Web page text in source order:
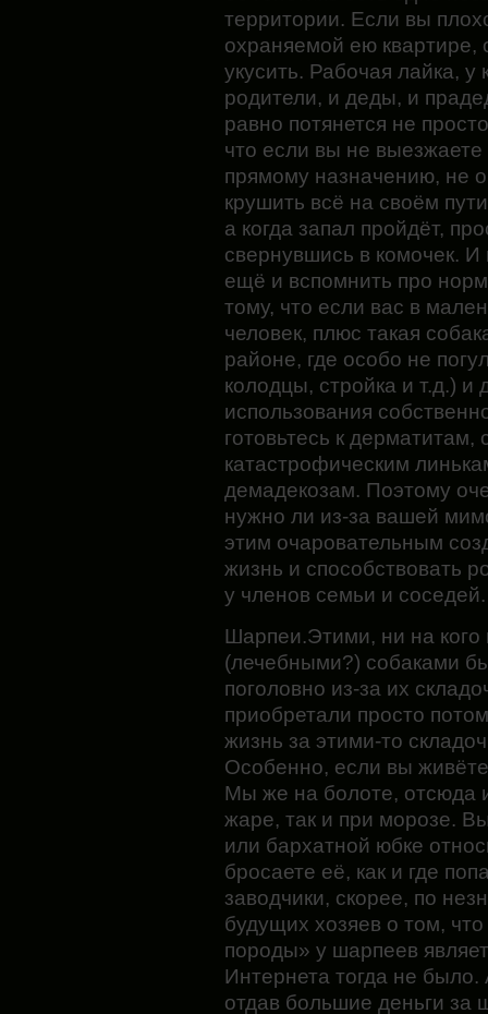
территории. Если вы
охраняемой ею квартире,
укусить. Рабочая лайка, у
родители, и деды, и
равно потянется не
что если вы не
прямому назначению, не
крушить всё на своём
а когда запал пройдёт,
свернувшись в комочек. И
ещё и вспомнить про
тому, что если вас в
человек, плюс такая
районе, где особо не
колодцы, стройка и т.д.)
использования
готовьтесь к
катастрофическим
демадекозам. Поэтому
нужно ли из-за вашей
этим очаровательным
жизнь и способствовать
у членов семьи и соседей.
Шарпеи.Этими, ни на кого
(лечебными?) собаками
поголовно из-за их
приобретали просто
жизнь за этими-то
Особенно, если вы
Мы же на болоте, отсюда
жаре, так и при морозе.
или бархатной юбке
бросаете её, как и где
заводчики, скорее, по
будущих хозяев о том,
породы» у шарпеев
Интернета тогда не
отдав большие деньги за